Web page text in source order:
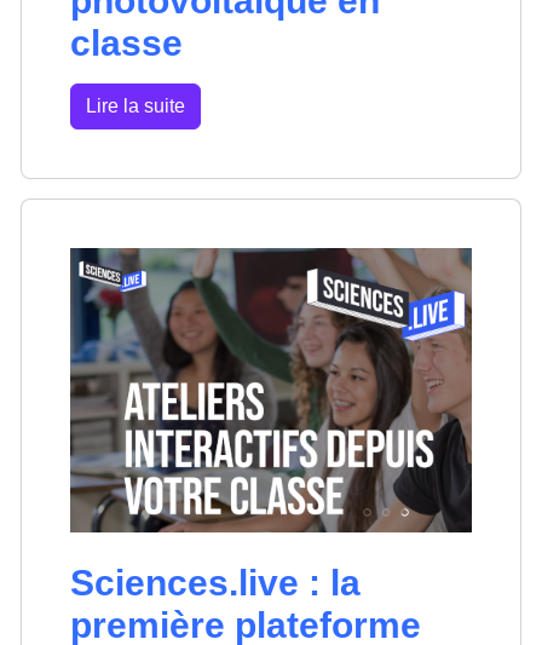
classe
Lire la suite
Sciences.live : la
première plateforme